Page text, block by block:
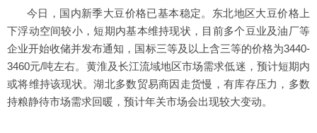
今日，国内新季大豆价格已基本稳定。东北地区大豆价格上
下浮动空间较小，短期内基本维持现状，目前多个豆业及油厂等
企业开始收储并发布通知，国标三等及以上含三等的价格为3440-
3460元/吨左右。黄淮及长江流域地区市场需求低迷，预计短期内
或将维持该现状。湖北多数贸易商因走货慢，有库存压力，多数
持粮静待市场需求回暖，预计年关市场会出现较大变动。